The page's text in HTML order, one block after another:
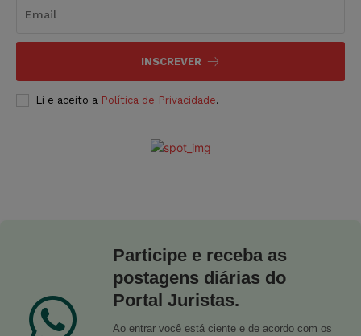
INSCREVER
Li e aceito a Política de Privacidade.
Participe e receba as
postagens diárias do
Portal Juristas.
Ao entrar você está ciente e de acordo com os